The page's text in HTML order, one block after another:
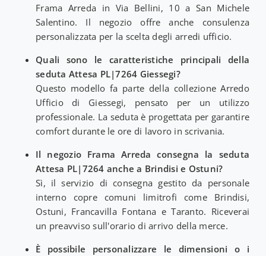
Frama Arreda in Via Bellini, 10 a San Michele
Salentino. Il negozio offre anche consulenza
personalizzata per la scelta degli arredi ufficio.
Quali sono le caratteristiche principali della
seduta Attesa PL|7264 Giessegi?
Questo modello fa parte della collezione Arredo
Ufficio di Giessegi, pensato per un utilizzo
professionale. La seduta è progettata per garantire
comfort durante le ore di lavoro in scrivania.
Il negozio Frama Arreda consegna la seduta
Attesa PL|7264 anche a Brindisi e Ostuni?
Sì, il servizio di consegna gestito da personale
interno copre comuni limitrofi come Brindisi,
Ostuni, Francavilla Fontana e Taranto. Riceverai
un preavviso sull'orario di arrivo della merce.
È possibile personalizzare le dimensioni o i